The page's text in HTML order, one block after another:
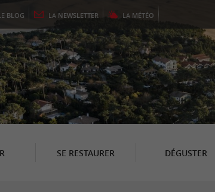
BLOG LA NEWSLETTER LA MÉTÉO
SE RESTAURER DÉGUSTER